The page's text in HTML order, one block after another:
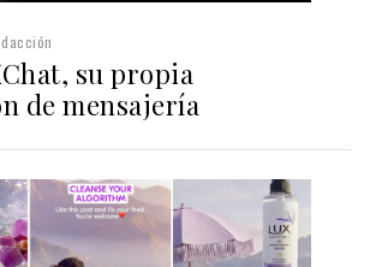
su propia
de mensajería